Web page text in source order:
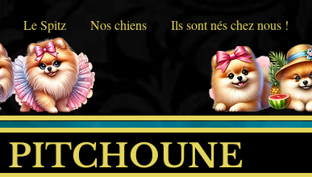
Le Spitz Nos chiens Ils sont nés chez nous !
PITCHOUNE